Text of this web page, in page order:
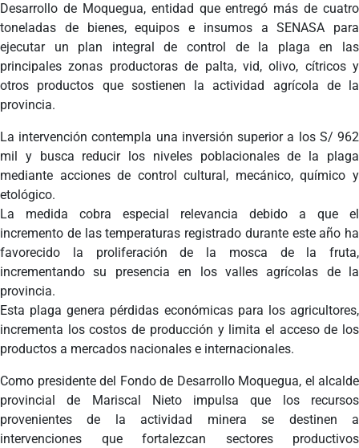
Desarrollo de Moquegua, entidad que entregó más de cuatro
toneladas de bienes, equipos e insumos a SENASA para
ejecutar un plan integral de control de la plaga en las
principales zonas productoras de palta, vid, olivo, cítricos y
otros productos que sostienen la actividad agrícola de la
provincia.
La intervención contempla una inversión superior a los S/ 962
mil y busca reducir los niveles poblacionales de la plaga
mediante acciones de control cultural, mecánico, químico y
etológico.
La medida cobra especial relevancia debido a que el
incremento de las temperaturas registrado durante este año ha
favorecido la proliferación de la mosca de la fruta,
incrementando su presencia en los valles agrícolas de la
provincia.
Esta plaga genera pérdidas económicas para los agricultores,
incrementa los costos de producción y limita el acceso de los
productos a mercados nacionales e internacionales.
Como presidente del Fondo de Desarrollo Moquegua, el alcalde
provincial de Mariscal Nieto impulsa que los recursos
provenientes de la actividad minera se destinen a
intervenciones que fortalezcan sectores productivos